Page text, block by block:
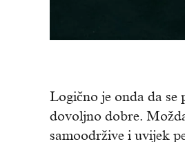
Logično je onda da se
dovoljno dobre.
samoodržive i uvijek